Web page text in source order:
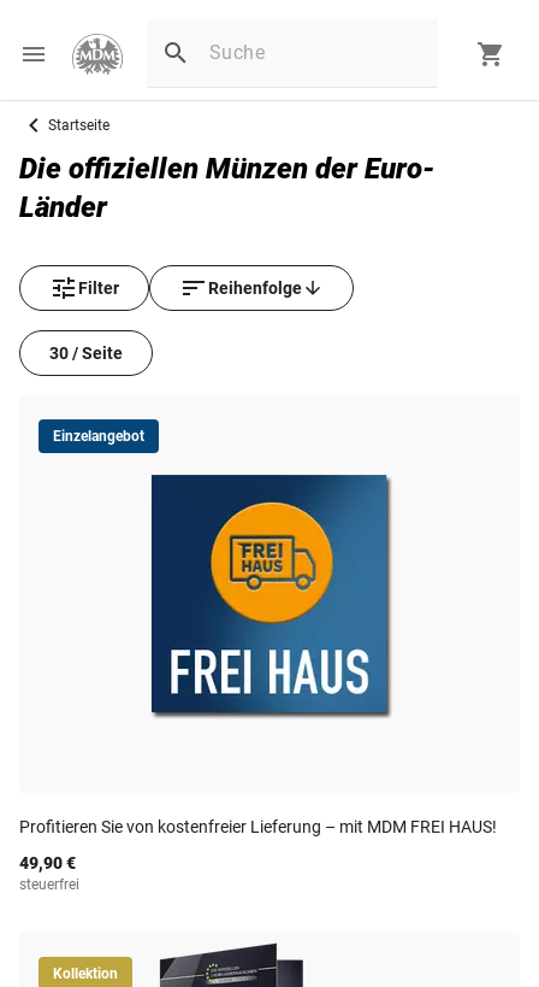
Startseite
Die offiziellen Münzen der Euro-
Länder
Filter Reihenfolge
30 / Seite
Einzelangebot
Profitieren Sie von kostenfreier Lieferung – mit MDM FREI HAUS!
49,90 €
steuerfrei
Kollektion